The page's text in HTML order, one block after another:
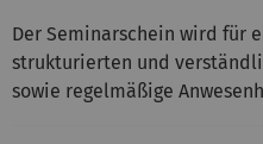
Der Seminarschein wird für
strukturierten und
sowie regelmäßige